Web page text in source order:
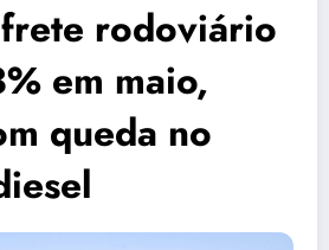
rodoviário
em maio,
queda no